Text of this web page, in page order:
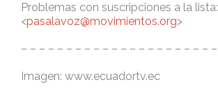
Problemas con suscripciones a la lista:
<pasalavoz@movimientos.org>
– – – – – – – – – – – – – – – – – – – – – –
Imagen: www.ecuadortv.ec